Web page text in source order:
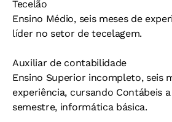
Tecelão
Ensino Médio, seis meses de
líder no setor de tecelagem.
Auxiliar de contabilidade
Ensino Superior incompleto, seis
experiência, cursando Contábeis
semestre, informática básica.